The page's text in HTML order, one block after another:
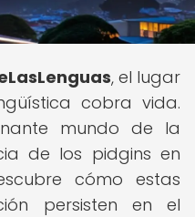
, el lugar
cobra vida.
mundo de la
de los pidgins en
cómo estas
persisten en el